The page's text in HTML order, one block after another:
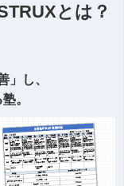
とは？
」し、
。